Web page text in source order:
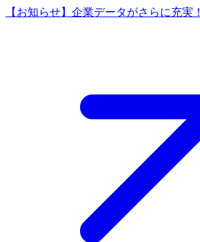
【お知らせ】企業データがさらに充実！